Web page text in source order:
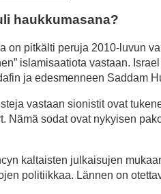
haukkumasana?
on pitkälti peruja 2010-luvun
islamisaatiota vastaan.
ja edesmenneen Saddam
vastaan sionistit ovat
Nämä sodat ovat nykyisen
kaltaisten julkaisujen
politiikkaa. Lännen on